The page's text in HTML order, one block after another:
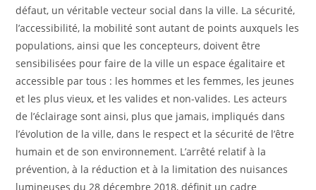
défaut, un véritable vecteur social dans la ville. La sécurité,
l’accessibilité, la mobilité sont autant de points auxquels les
populations, ainsi que les concepteurs, doivent être
sensibilisées pour faire de la ville un espace égalitaire et
accessible par tous : les hommes et les femmes, les jeunes
et les plus vieux, et les valides et non-valides. Les acteurs
de l’éclairage sont ainsi, plus que jamais, impliqués dans
l’évolution de la ville, dans le respect et la sécurité de l’être
humain et de son environnement. L’arrêté relatif à la
prévention, à la réduction et à la limitation des nuisances
lumineuses du 28 décembre 2018, définit un cadre